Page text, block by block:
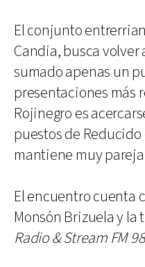
El conjunto
Candia, busca
sumado apenas un
presentaciones más
Rojinegro es
puestos de
mantiene muy
El encuentro cuenta
Monsón Brizuela y la
Radio & Stream FM